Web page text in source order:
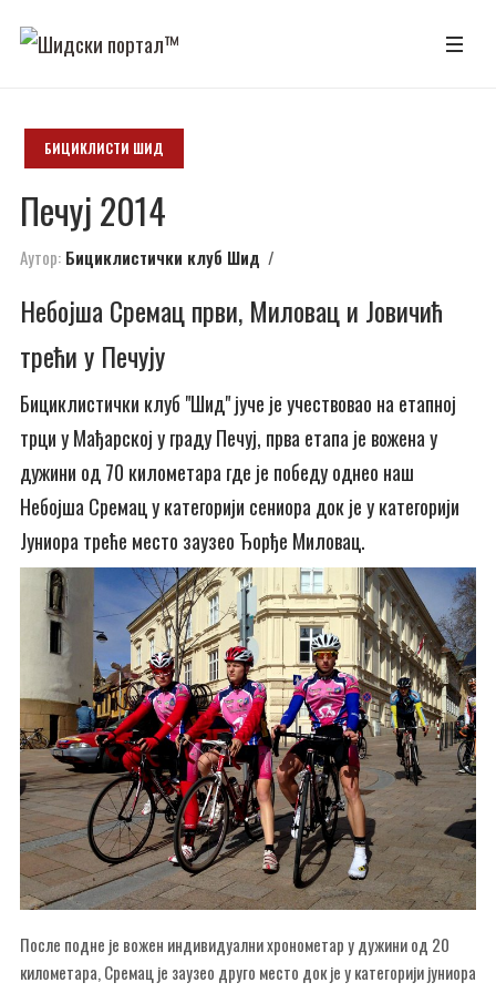
БИЦИКЛИСТИ ШИД
Печуј 2014
Аутор: Бициклистички клуб Шид
Небојша Сремац први, Миловац и Јовичић
трећи у Печују
Бициклистички клуб "Шид" јуче је учествовао на етапној
трци у Мађарској у граду Печуј, прва етапа је вожена у
дужини од 70 километара где је победу однео наш
Небојша Сремац у категорији сениора док је у категорији
Јуниора треће место заузео Ђорђе Миловац.
После подне је вожен индивидуални хронометар у дужини од 20
километара, Сремац је заузео друго место док је у категорији јуниора